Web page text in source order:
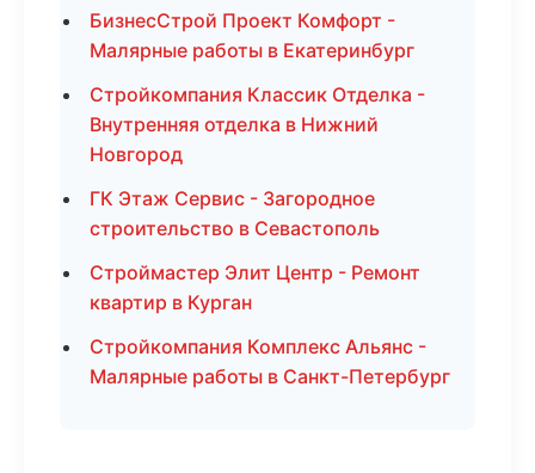
БизнесСтрой Проект Комфорт -
Малярные работы в Екатеринбург
Стройкомпания Классик Отделка -
Внутренняя отделка в Нижний
Новгород
ГК Этаж Сервис - Загородное
строительство в Севастополь
Строймастер Элит Центр - Ремонт
квартир в Курган
Стройкомпания Комплекс Альянс -
Малярные работы в Санкт-Петербург